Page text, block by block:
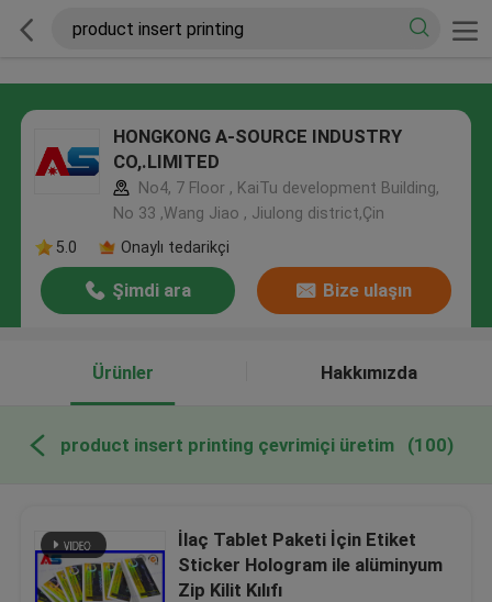
HONGKONG A-SOURCE INDUSTRY
CO,.LIMITED
No4, 7 Floor , KaiTu development Building,
No 33 ,Wang Jiao , Jiulong district,Çin
5.0
Onaylı tedarikçi
Şimdi ara Bize ulaşın
Ürünler Hakkımızda
product insert printing çevrimiçi üretim (100)
İlaç Tablet Paketi İçin Etiket
Sticker Hologram ile alüminyum
Zip Kilit Kılıfı